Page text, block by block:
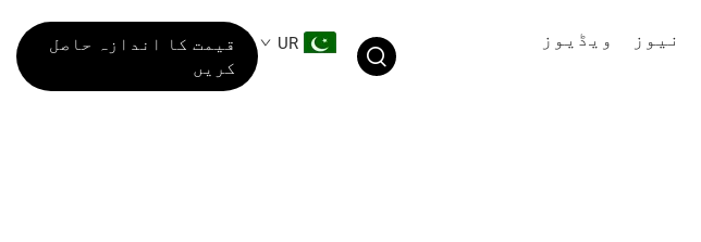
نیوز
ویڈیوز
UR
قیمت کا اندازہ حاصل
کریں